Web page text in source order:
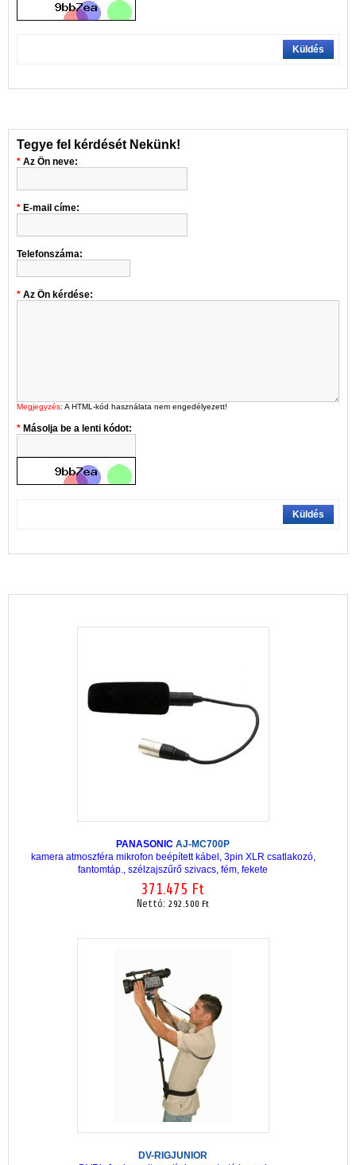
Küldés
Tegye fel kérdését Nekünk!
Az Ön neve:
E-mail címe:
Telefonszáma:
Az Ön kérdése:
Megjegyzés: A HTML-kód használata nem engedélyezett!
Másolja be a lenti kódot:
Küldés
PANASONIC AJ-MC700P
kamera atmoszféra mikrofon beépített kábel, 3pin XLR csatlakozó,
fantomtáp., szélzajszűrő szivacs, fém, fekete
371.475 Ft
Nettó: 292.500 Ft
DV-RIGJUNIOR